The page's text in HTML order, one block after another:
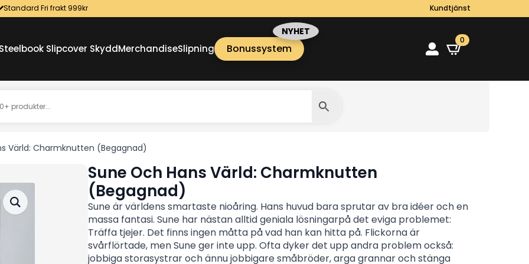
Standard Fri frakt 999kr Kundtjänst
Slipcover SkyddMerchandiseSlipning Bonussystem
0
Värld: Charmknutten (Begagnad)
Sune Och Hans Värld: Charmknutten
(Begagnad)
Sune är världens smartaste nioåring. Hans huvud bara sprutar av bra idéer och en
massa fantasi. Sune har nästan alltid geniala lösningarpå det eviga problemet:
Träffa tjejer. Det finns ingen måtta på vad han kan hitta på. Flickorna är
svårflörtade, men Sune ger inte upp. Ofta dyker det upp andra problem också:
jobbiga storasystrar och ännu jobbigare småbröder, arga grannar och stänga